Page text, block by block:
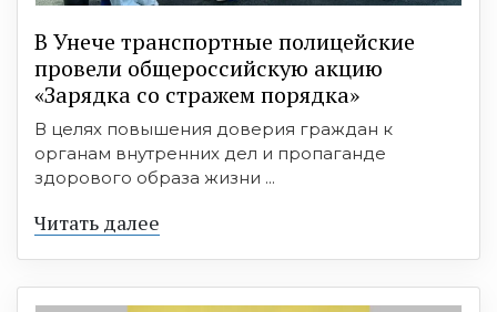
В Унече транспортные полицейские
провели общероссийскую акцию
«Зарядка со стражем порядка»
В целях повышения доверия граждан к
органам внутренних дел и пропаганде
здорового образа жизни ...
Читать далее